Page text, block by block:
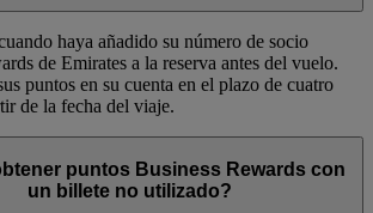
haya añadido su número de socio
de Emirates a la reserva antes del vuelo.
puntos en su cuenta en el plazo de cuatro
de la fecha del viaje.
puntos Business Rewards con
un billete no utilizado?